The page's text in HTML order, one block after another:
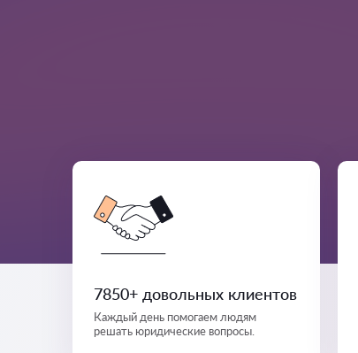
7850+ довольных клиентов
Каждый день помогаем людям
решать юридические вопросы.